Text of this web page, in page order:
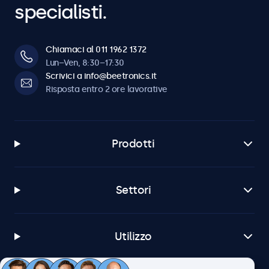
specialisti.
Chiamaci al 011 1962 1372
Lun–Ven, 8:30–17:30
Scrivici a info@beetronics.it
Risposta entro 2 ore lavorative
Prodotti
Settori
Utilizzo